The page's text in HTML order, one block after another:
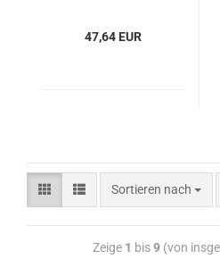
47,64 EUR
Sortieren nach
Zeige 1 bis9(von